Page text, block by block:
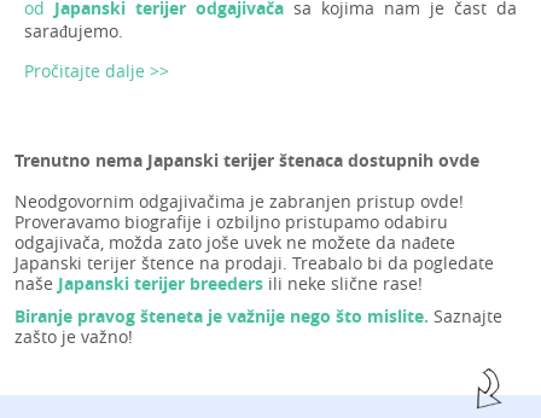
od Japanski terijer odgajivača sa kojima nam je čast da
sarađujemo.
Pročitajte dalje >>
Trenutno nema Japanski terijer štenaca dostupnih ovde
Neodgovornim odgajivačima je zabranjen pristup ovde!
Proveravamo biografije i ozbiljno pristupamo odabiru
odgajivača, možda zato joše uvek ne možete da nađete
Japanski terijer štence na prodaji. Treabalo bi da pogledate
naše Japanski terijer breeders ili neke slične rase!
Biranje pravog šteneta je važnije nego što mislite. Saznajte
zašto je važno!